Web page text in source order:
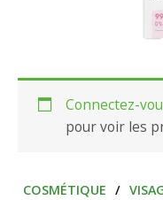
Connectez-
pour voir les
COSMÉTIQUE /